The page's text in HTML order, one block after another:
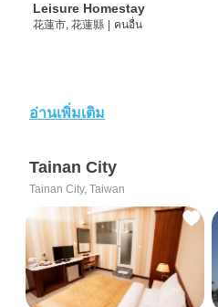
Leisure Homestay
花蓮市, 花蓮縣 คนอื่น
อ่านเพิ่มเติม
Tainan City
Tainan City, Taiwan